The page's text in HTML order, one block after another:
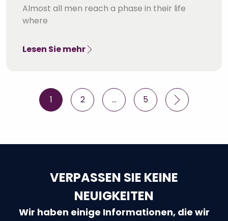
Almost all men reach a phase in their life
where
Lesen Sie mehr
Posts
1 2 … 5
VERPASSEN SIE KEINE
NEUIGKEITEN
Wir haben einige Informationen, die wir